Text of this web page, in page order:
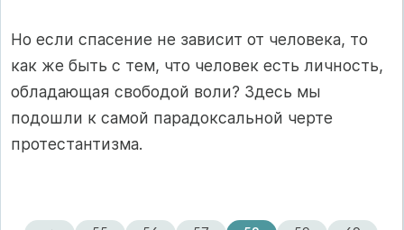
Но если спасение не зависит от человека, то
как же быть с тем, что человек есть личность,
обладающая свободой воли? Здесь мы
подошли к самой парадоксальной черте
протестантизма.